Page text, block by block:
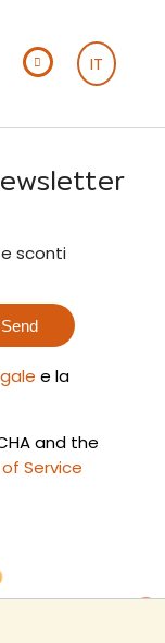
IT
sconti
e la
and the
Service
Send